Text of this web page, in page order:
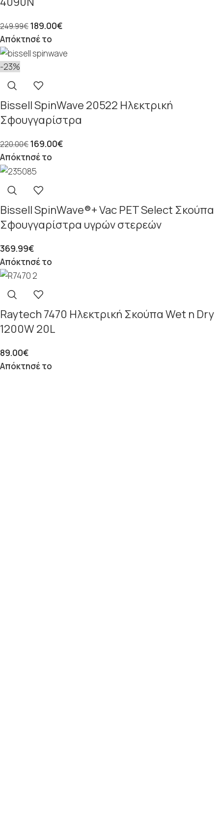
249.99€189.00€
Απόκτησέ το
-23%
Bissell SpinWave 20522 Ηλεκτρική
Σφουγγαρίστρα
220.00€169.00€
Απόκτησέ το
Bissell SpinWave®+ Vac PET Select Σκούπα
Σφουγγαρίστρα υγρών στερεών
369.99€
Απόκτησέ το
Raytech 7470 Ηλεκτρική Σκούπα Wet n Dry
1200W 20L
89.00€
Απόκτησέ το